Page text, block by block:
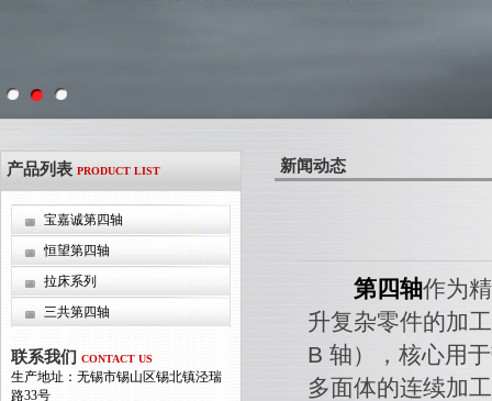
产品列表 PRODUCT LIST
宝嘉诚第四轴
恒望第四轴
拉床系列
三共第四轴
联系我们 CONTACT US
生产地址：无锡市锡山区锡北镇泾瑞
路33号
新闻动态
第四轴作为
升复杂零件的加
B 轴），核心用
多面体的连续加